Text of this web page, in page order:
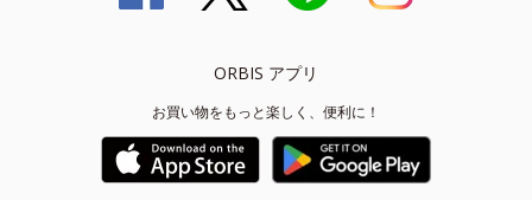
ORBIS アプリ
お買い物をもっと楽しく、便利に！